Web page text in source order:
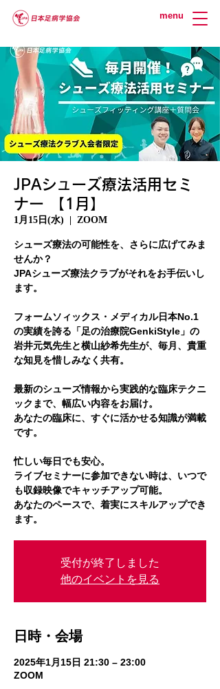
menu
JPAシューズ療法活用セミ
ナー 【1月】
1月15日(水) ZOOM
シューズ療法の可能性を、さらに広げてみま
せんか？
JPAシューズ療法クラブがそれをお手伝いし
ます。
フォームソィックス・メディカル日本No.1
の実績を誇る「足の治療院GenkiStyle」の
岩井元気先生と横山紗希先生が、毎月、貴重
な知見を惜しみなく共有。
最新のシューズ情報から実践的な臨床テクニ
ックまで、幅広い内容をお届け。
あなたの臨床に、すぐに活かせる知識が満載
です。
忙しい毎日でも安心。
ライブセミナーに参加できない時は、いつで
も収録映像でキャッチアップ可能。
あなたのペースで、着実にスキルアップでき
ます。
受付が終了しました
他のイベントを見る
日時・会場
2025年1月15日 21:30 – 23:00
ZOOM